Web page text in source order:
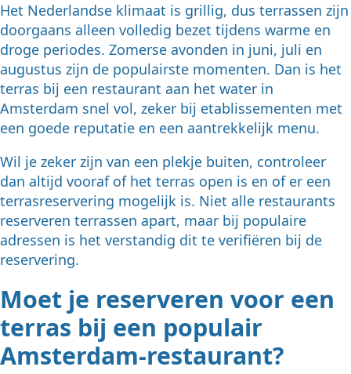
Het Nederlandse klimaat is grillig, dus terrassen zijn
doorgaans alleen volledig bezet tijdens warme en
droge periodes. Zomerse avonden in juni, juli en
augustus zijn de populairste momenten. Dan is het
terras bij een restaurant aan het water in
Amsterdam snel vol, zeker bij etablissementen met
een goede reputatie en een aantrekkelijk menu.
Wil je zeker zijn van een plekje buiten, controleer
dan altijd vooraf of het terras open is en of er een
terrasreservering mogelijk is. Niet alle restaurants
reserveren terrassen apart, maar bij populaire
adressen is het verstandig dit te verifiëren bij de
reservering.
Moet je reserveren voor een
terras bij een populair
Amsterdam-restaurant?